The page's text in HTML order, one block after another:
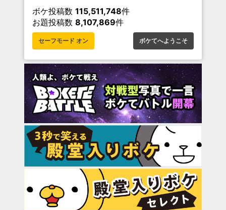
ボケ投稿数 115,511,748件
お題投稿数 8,107,869件
セーフモード オン ボケてへようこそ